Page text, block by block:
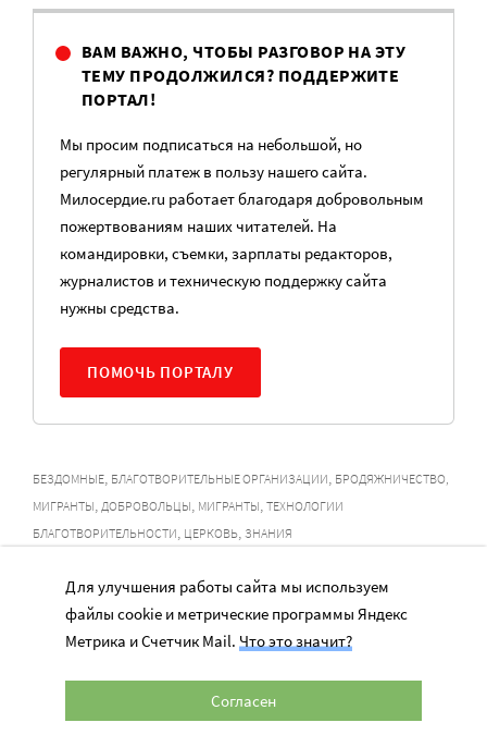
ВАМ ВАЖНО, ЧТОБЫ РАЗГОВОР НА ЭТУ
ТЕМУ ПРОДОЛЖИЛСЯ? ПОДДЕРЖИТЕ
ПОРТАЛ!
Мы просим подписаться на небольшой, но
регулярный платеж в пользу нашего сайта.
Милосердие.ru работает благодаря добровольным
пожертвованиям наших читателей. На
командировки, съемки, зарплаты редакторов,
журналистов и техническую поддержку сайта
нужны средства.
ПОМОЧЬ ПОРТАЛУ
БЕЗДОМНЫЕ БЛАГОТВОРИТЕЛЬНЫЕ ОРГАНИЗАЦИИ БРОДЯЖНИЧЕСТВО,
МИГРАНТЫ ДОБРОВОЛЬЦЫ МИГРАНТЫ ТЕХНОЛОГИИ
БЛАГОТВОРИТЕЛЬНОСТИ ЦЕРКОВЬ ЗНАНИЯ
и развивайте вашу организацию!
Для улучшения работы сайта мы используем
файлы cookie и метрические программы Яндекс
Метрика и Счетчик Mail. Что это значит?
Согласен